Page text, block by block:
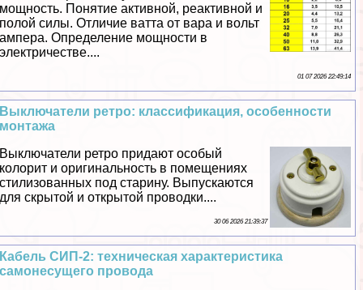
мощность. Понятие активной, реактивной и
полой силы. Отличие ватта от вара и вольт
ампера. Определение мощности в
электричестве....
01 07 2026 22:49:14
Выключатели ретро: классификация, особенности
монтажа
Выключатели ретро придают особый
колорит и оригинальность в помещениях
стилизованных под старину. Выпускаются
для скрытой и открытой проводки....
30 06 2026 21:39:37
Кабель СИП-2: техническая хаpaктеристика
самонесущего провода